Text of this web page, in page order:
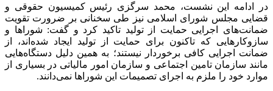
در ادامه این نشست، محمد سرگزی رئیس کمیسیون حقوقی و
قضایی مجلس شورای اسلامی نیز طی سخنانی بر ضرورت تقویت
ضمانت‌های اجرایی حمایت از تولید تاکید کرد و گفت: شوراها و
سازوکارهایی که تاکنون برای حمایت از تولید ایجاد شده‌اند، از
ضمانت اجرایی کافی برخوردار نیستند؛ به همین دلیل دستگاه‌هایی
مانند سازمان تامین اجتماعی و سازمان امور مالیاتی در بسیاری از
موارد خود را ملزم به اجرای تصمیمات این شوراها نمی‌دانند.